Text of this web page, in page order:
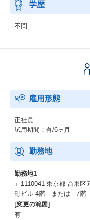
学歴
不問
雇用形態
正社員
試用期間：有/6ヶ月
勤務地
勤務地1
〒1110041 東京都 台東区
町ビル 4階 または 7階
[変更の範囲]
有